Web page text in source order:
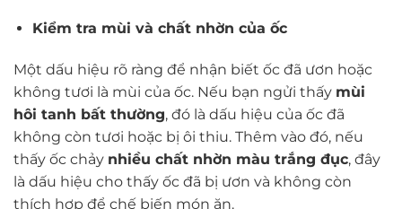
Kiểm tra mùi và chất nhờn của ốc
Một dấu hiệu rõ ràng để nhận biết ốc đã ươn hoặc
không tươi là mùi của ốc. Nếu bạn ngửi thấy mùi
hôi tanh bất thường, đó là dấu hiệu của ốc đã
không còn tươi hoặc bị ôi thiu. Thêm vào đó, nếu
thấy ốc chảy nhiều chất nhờn màu trắng đục, đây
là dấu hiệu cho thấy ốc đã bị ươn và không còn
thích hợp để chế biến món ăn.